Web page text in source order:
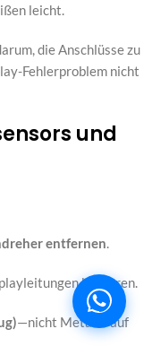
leicht.
die Anschlüsse zu
Fehlerproblem nicht
und
entfernen
berühren.
—nicht Metall—auf